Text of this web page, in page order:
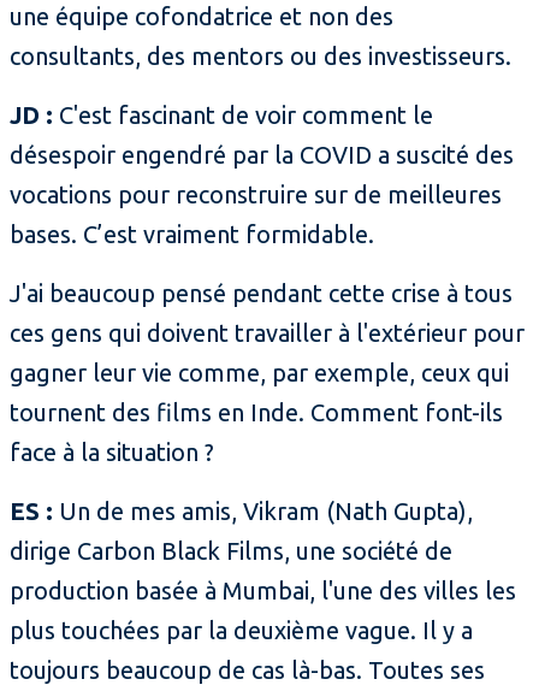
une équipe cofondatrice et non des
consultants, des mentors ou des investisseurs.
JD : C'est fascinant de voir comment le
désespoir engendré par la COVID a suscité des
vocations pour reconstruire sur de meilleures
bases. C’est vraiment formidable.
J'ai beaucoup pensé pendant cette crise à tous
ces gens qui doivent travailler à l'extérieur pour
gagner leur vie comme, par exemple, ceux qui
tournent des films en Inde. Comment font-ils
face à la situation ?
ES : Un de mes amis, Vikram (Nath Gupta),
dirige Carbon Black Films, une société de
production basée à Mumbai, l'une des villes les
plus touchées par la deuxième vague. Il y a
toujours beaucoup de cas là-bas. Toutes ses